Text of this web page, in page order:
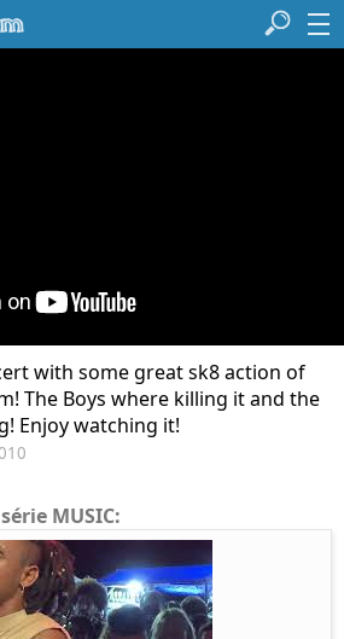
with some great sk8 action of
The Boys where killing it and the
Enjoy watching it!
MUSIC: